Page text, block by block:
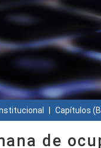
Capítulos
de